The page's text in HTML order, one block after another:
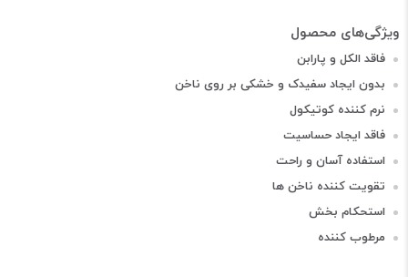
فاقد الکل و پارابن
بدون ایجاد سفیدک و خشکی بر روی ناخن
نرم کننده کوتیکول
فاقد ایجاد حساسیت
استفاده آسان و راحت
تقویت کننده ناخن ها
استحکام بخش
مرطوب کننده